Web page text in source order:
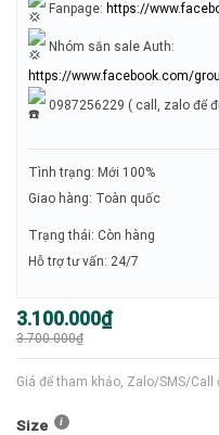
Fanpage: https://
Nhóm săn sale Auth:
https://www.facebook.com/
0987256229 ( call, zalo để
Tình trạng: Mới 100%
Giao hàng: Toàn quốc
Trạng thái: Còn hàng
Hỗ trợ tư vấn: 24/7
3.700.000₫
Giá
gốc
là:
3.100.000₫
Giá
hiện
tại
Giá để tham khảo, Zalo/SMS/Call
Size